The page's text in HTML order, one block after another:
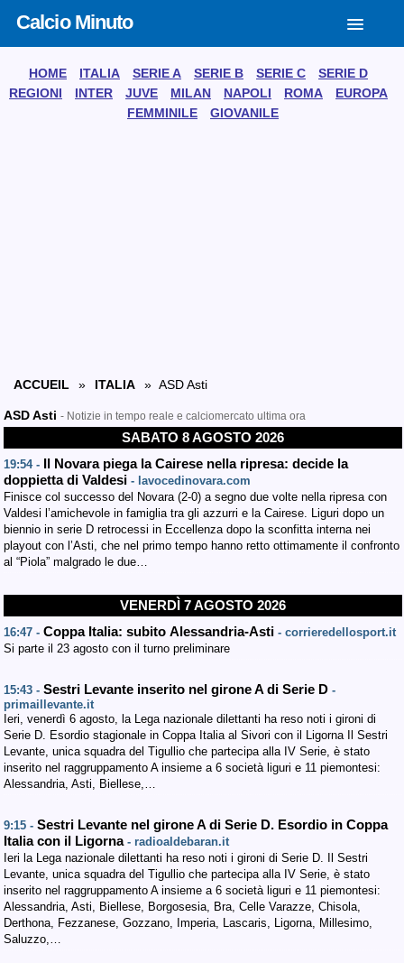
Calcio Minuto
HOME ITALIA SERIE A SERIE B SERIE C
SERIE D
REGIONI
INTER JUVE MILAN NAPOLI ROMA
EUROPA
FEMMINILE
GIOVANILE
ACCUEIL » ITALIA » ASD Asti
ASD Asti - Notizie in tempo reale e calciomercato ultima ora
SABATO 8 AGOSTO 2026
19:54 -
Il Novara piega la Cairese nella ripresa: decide la
doppietta di Valdesi - lavocedinovara.com
Finisce col successo del Novara (2-0) a segno due volte nella ripresa con
Valdesi l’amichevole in famiglia tra gli azzurri e la Cairese. Liguri dopo un
biennio in serie D retrocessi in Eccellenza dopo la sconfitta interna nei
playout con l’Asti, che nel primo tempo hanno retto ottimamente il confronto
al “Piola” malgrado le due…
VENERDÌ 7 AGOSTO 2026
16:47 - Coppa Italia: subito Alessandria-Asti - corrieredellosport.it
Si parte il 23 agosto con il turno preliminare
15:43 - Sestri Levante inserito nel girone A di Serie D -
primaillevante.it
Ieri, venerdì 6 agosto, la Lega nazionale dilettanti ha reso noti i gironi di
Serie D. Esordio stagionale in Coppa Italia al Sivori con il Ligorna Il Sestri
Levante, unica squadra del Tigullio che partecipa alla IV Serie, è stato
inserito nel raggruppamento A insieme a 6 società liguri e 11 piemontesi:
Alessandria, Asti, Biellese,…
9:15 - Sestri Levante nel girone A di Serie D. Esordio in Coppa
Italia con il Ligorna - radioaldebaran.it
Ieri la Lega nazionale dilettanti ha reso noti i gironi di Serie D. Il Sestri
Levante, unica squadra del Tigullio che partecipa alla IV Serie, è stato
inserito nel raggruppamento A insieme a 6 società liguri e 11 piemontesi:
Alessandria, Asti, Biellese, Borgosesia, Bra, Celle Varazze, Chisola,
Derthona, Fezzanese, Gozzano, Imperia, Lascaris, Ligorna, Millesimo,
Saluzzo,…